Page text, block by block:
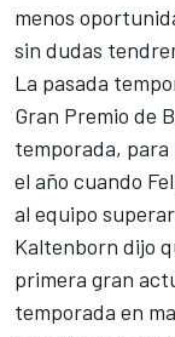
menos
sin dudas
La pasada
Gran Premio de
temporada, para
el año cuando
al equipo
Kaltenborn dijo
primera gran
temporada en